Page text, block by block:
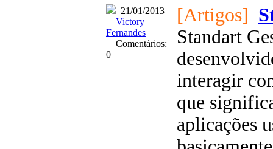
21/01/2013
Victory
Fernandes
Comentários:
0
[Artigos]
Standart
interagir
que
aplicações